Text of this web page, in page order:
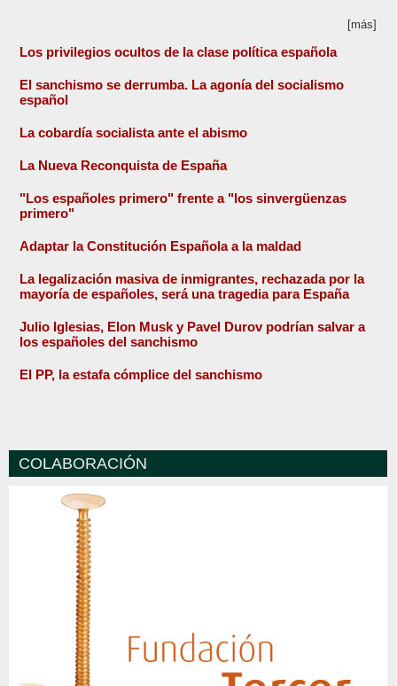
[más]
Los privilegios ocultos de la clase política española
El sanchismo se derrumba. La agonía del socialismo
español
La cobardía socialista ante el abismo
La Nueva Reconquista de España
"Los españoles primero" frente a "los sinvergüenzas
primero"
Adaptar la Constitución Española a la maldad
La legalización masiva de inmigrantes, rechazada por la
mayoría de españoles, será una tragedia para España
Julio Iglesias, Elon Musk y Pavel Durov podrían salvar a
los españoles del sanchismo
El PP, la estafa cómplice del sanchismo
COLABORACIÓN